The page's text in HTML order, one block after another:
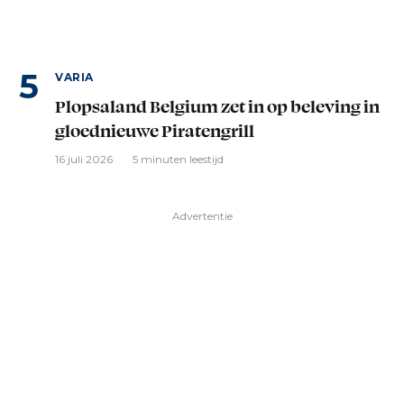
VARIA
Plopsaland Belgium zet in op beleving in
gloednieuwe Piratengrill
16 juli 2026 5 minuten leestijd
Advertentie